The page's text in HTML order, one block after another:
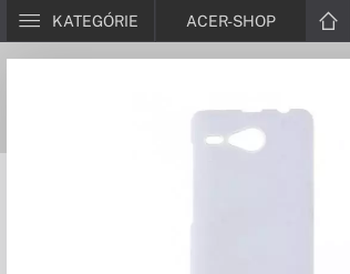
KATEGÓRIE ACER-SHOP